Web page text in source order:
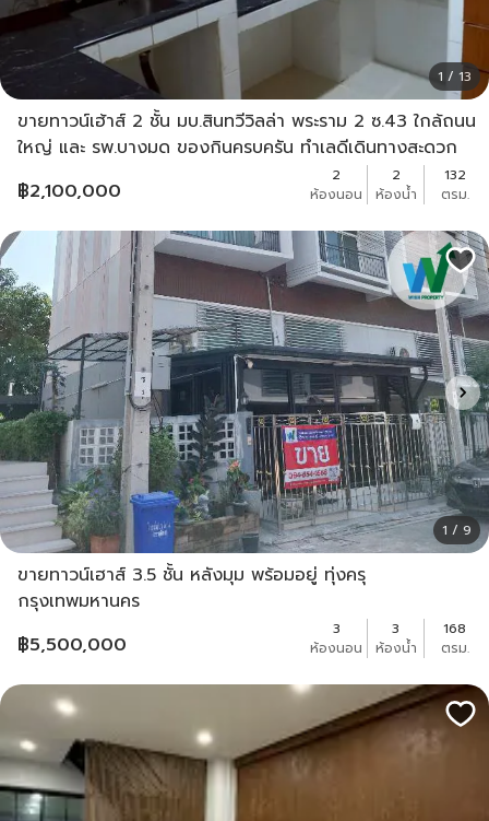
1 / 13
ขายทาวน์เฮ้าส์ 2 ชั้น มบ.สินทวีวิลล่า พระราม 2 ซ.43 ใกล้ถนน
ใหญ่ และ รพ.บางมด ของกินครบครัน ทำเลดีเดินทางสะดวก
฿2,100,000
2
ห้องนอน
2
ห้องน้ำ
132
ตรม.
1 / 9
ขายทาวน์เฮาส์ 3.5 ชั้น หลังมุม พร้อมอยู่ ทุ่งครุ
กรุงเทพมหานคร
฿5,500,000
3
ห้องนอน
3
ห้องน้ำ
168
ตรม.